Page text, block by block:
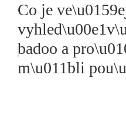
Co je
badoo a
m\u011bli